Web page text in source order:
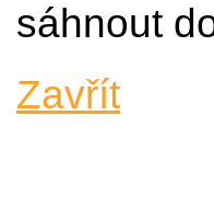
sáhnout
Zavřít